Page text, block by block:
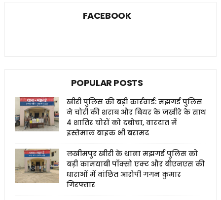
FACEBOOK
POPULAR POSTS
खीरी पुलिस की बड़ी कार्रवाई: मझगई पुलिस
ने चोरी की शराब और बियर के जखीरे के साथ
4 शातिर चोरों को दबोचा, वारदात में
इस्तेमाल बाइक भी बरामद
लखीमपुर खीरी के थाना मझगई पुलिस को
बड़ी कामयाबी पॉक्सो एक्ट और बीएनएस की
धाराओं में वांछित आरोपी गगन कुमार
गिरफ्तार